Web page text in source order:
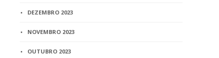
DEZEMBRO 2023
NOVEMBRO 2023
OUTUBRO 2023